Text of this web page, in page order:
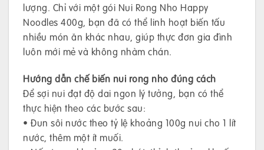
lượng. Chỉ với một gói Nui Rong Nho Happy
Noodles 400g, bạn đã có thể linh hoạt biến tấu
nhiều món ăn khác nhau, giúp thực đơn gia đình
luôn mới mẻ và không nhàm chán.
Hướng dẫn chế biến nui rong nho đúng cách
Để sợi nui đạt độ dai ngon lý tưởng, bạn có thể
thực hiện theo các bước sau:
• Đun sôi nước theo tỷ lệ khoảng 100g nui cho 1 lít
nước, thêm một ít muối.